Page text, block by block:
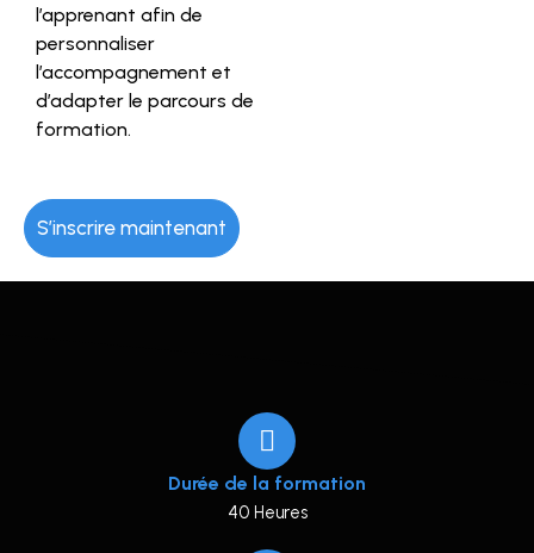
l’apprenant afin de
personnaliser
l’accompagnement et
d’adapter le parcours de
formation.
S’inscrire maintenant
Durée de la formation
40 Heures